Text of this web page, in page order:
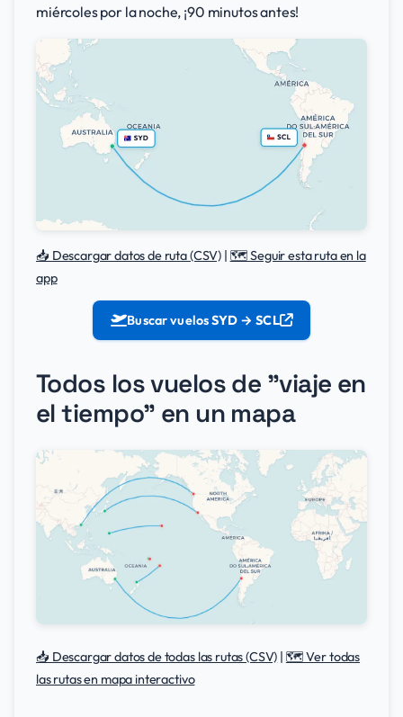
miércoles por la noche, ¡90 minutos antes!
📥 Descargar datos de ruta (CSV) | 🗺️ Seguir esta ruta en la
app
Buscar vuelosSYD → SCL
Todos los vuelos de "viaje en
el tiempo" en un mapa
📥 Descargar datos de todas las rutas (CSV) | 🗺️ Ver todas
las rutas en mapa interactivo